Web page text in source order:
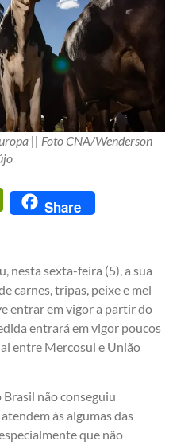
|| Foto CNA/Wenderson
PrintFriendly
Share
nesta sexta-feira (5), a sua
carnes, tripas, peixe e mel
entrar em vigor a partir do
entrará em vigor poucos
entre Mercosul e União
Brasil não conseguiu
às algumas das
que não